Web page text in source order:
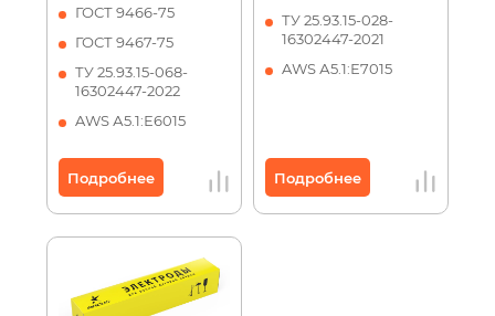
ГОСТ 9466-75
ГОСТ 9467-75
ТУ 25.93.15-068-
16302447-2022
AWS А5.1:Е6015
Подробнее
ТУ 25.93.15-028-
16302447-2021
AWS А5.1:Е7015
Подробнее